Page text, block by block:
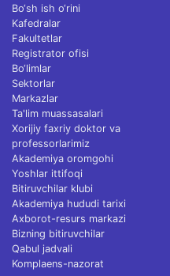
Bo‘sh ish o‘rini
Kafedralar
Fakultetlar
Registrator ofisi
Bo‘limlar
Sektorlar
Markazlar
Ta'lim muassasalari
Xorijiy faxriy doktor va
professorlarimiz
Akademiya oromgohi
Yoshlar ittifoqi
Bitiruvchilar klubi
Akademiya hududi tarixi
Axborot-resurs markazi
Bizning bitiruvchilar
Qabul jadvali
Komplaens-nazorat